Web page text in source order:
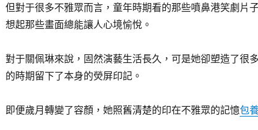
但對于很多不雅眾而言，童年時期看的那些噴鼻港笑劇片
想起那些畫面總能讓人心境愉悅。
對于關佩琳來說，固然演藝生活長久，可是她卻塑造了很
的時期留下了本身的熒屏印記。
即便歲月轉變了容顏，她照舊清楚的印在不雅眾的記憶包